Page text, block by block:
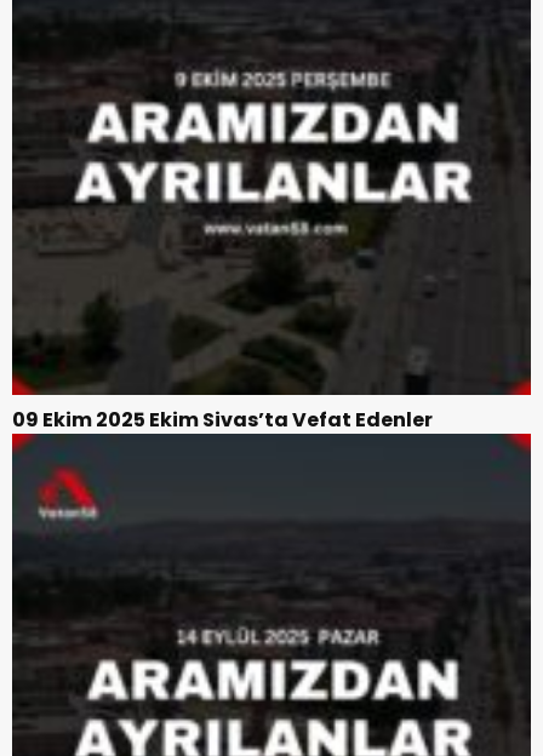
09 Ekim 2025 Ekim Sivas’ta Vefat Edenler